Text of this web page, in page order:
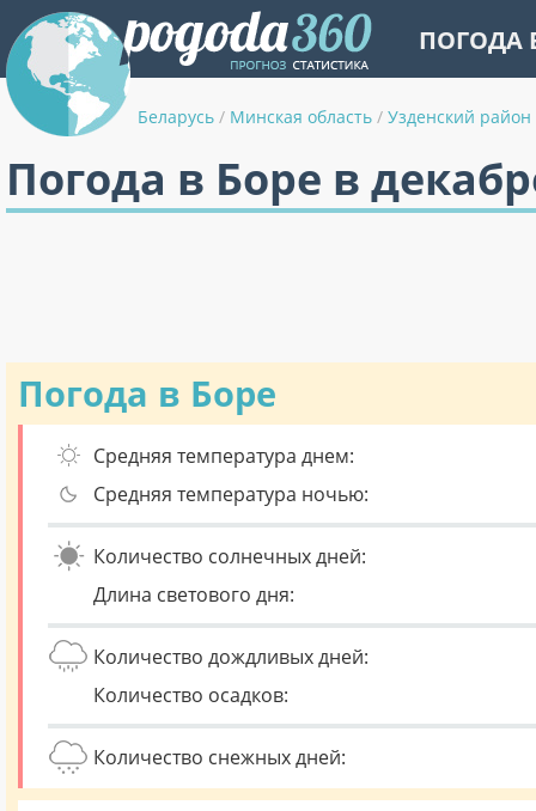
ПОГОДА
Беларусь / Минская область / Узденский район
Погода в Боре в
Погода в Боре
Средняя температура днем:
Средняя температура ночью:
Количество солнечных дней:
Длина светового дня:
Количество дождливых дней:
Количество осадков:
Количество снежных дней: